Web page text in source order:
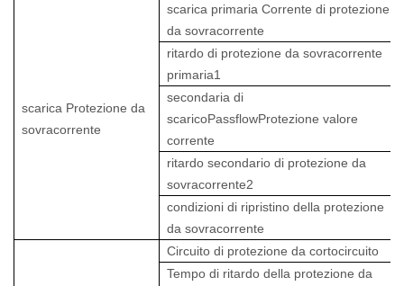
scarica Protezione da
sovracorrente
scarica primaria Corrente di protezione
da sovracorrente
ritardo di protezione da sovracorrente
primaria1
secondaria di
scaricoPassflowProtezione valore
corrente
ritardo secondario di protezione da
sovracorrente2
condizioni di ripristino della protezione
da sovracorrente
Circuito di protezione da cortocircuito
Tempo di ritardo della protezione da